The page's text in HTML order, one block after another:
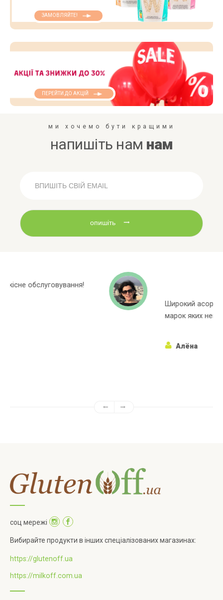
ЗАМОВЛЯЙТЕ!
ПЕРЕЙТИ ДО АКЦІЙ
ми хочемо бути кращими
напишіть нам нам
опишіть
Широкий асортиментний ряд, багато
марок яких немає в інших магазинах!
соц мережі
Вибирайте продукти в інших спеціалізованих магазинах:
https://glutenoff.ua
https://milkoff.com.ua